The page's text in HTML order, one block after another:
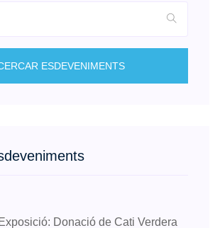
ESDEVENIMENTS
Exposició: Donació de Cati Verdera